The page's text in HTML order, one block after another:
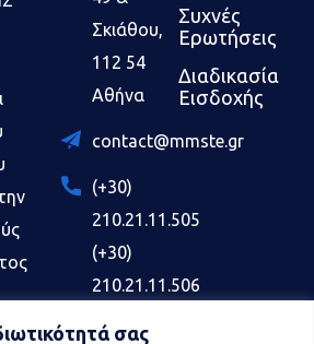
σας
Σκιάθου,
112 54
Αθήνα
contact@mmste.gr
(+30)
210.21.11.505
(+30)
210.21.11.506
(+30)
Συχνές
Ερωτήσεις
Διαδικασία
Εισδοχής